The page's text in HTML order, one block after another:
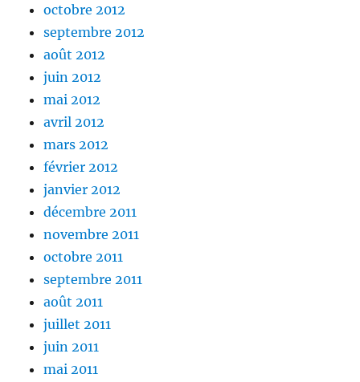
octobre 2012
septembre 2012
août 2012
juin 2012
mai 2012
avril 2012
mars 2012
février 2012
janvier 2012
décembre 2011
novembre 2011
octobre 2011
septembre 2011
août 2011
juillet 2011
juin 2011
mai 2011